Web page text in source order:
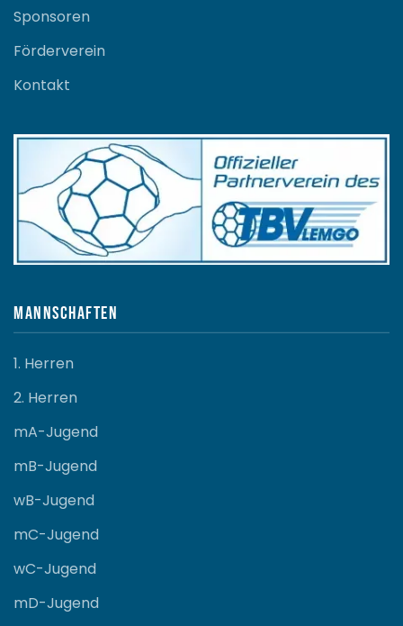
Sponsoren
Förderverein
Kontakt
Mannschaften
1. Herren
2. Herren
mA-Jugend
mB-Jugend
wB-Jugend
mC-Jugend
wC-Jugend
mD-Jugend